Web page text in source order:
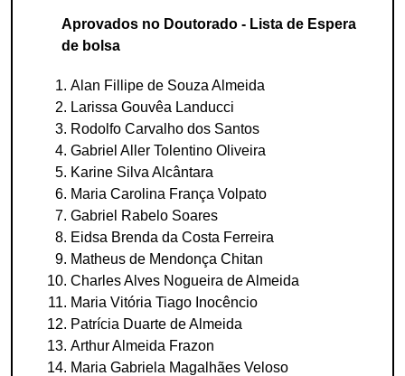
Aprovados no Doutorado - Lista de Espera
de bolsa
Alan Fillipe de Souza Almeida
Larissa Gouvêa Landucci
Rodolfo Carvalho dos Santos
Gabriel Aller Tolentino Oliveira
Karine Silva Alcântara
Maria Carolina França Volpato
Gabriel Rabelo Soares
Eidsa Brenda da Costa Ferreira
Matheus de Mendonça Chitan
Charles Alves Nogueira de Almeida
Maria Vitória Tiago Inocêncio
Patrícia Duarte de Almeida
Arthur Almeida Frazon
Maria Gabriela Magalhães Veloso